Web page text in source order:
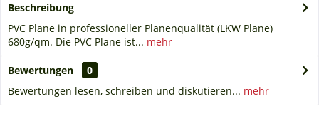
Beschreibung
PVC Plane in professioneller Planenqualität (LKW Plane)
680g/qm. Die PVC Plane ist... mehr
Bewertungen
0
Bewertungen lesen, schreiben und diskutieren... mehr